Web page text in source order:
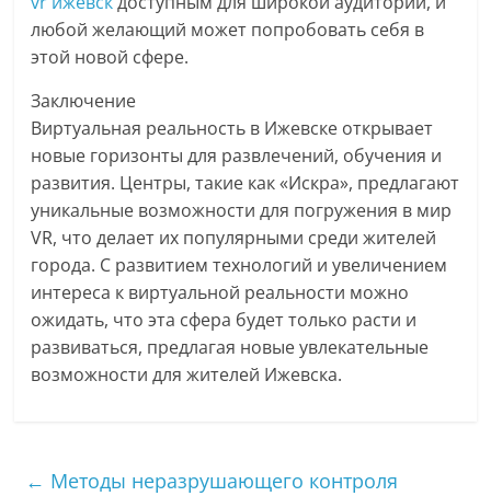
любой желающий может попробовать себя в
этой новой сфере.
Заключение
Виртуальная реальность в Ижевске открывает
новые горизонты для развлечений, обучения и
развития. Центры, такие как «Искра», предлагают
уникальные возможности для погружения в мир
VR, что делает их популярными среди жителей
города. С развитием технологий и увеличением
интереса к виртуальной реальности можно
ожидать, что эта сфера будет только расти и
развиваться, предлагая новые увлекательные
возможности для жителей Ижевска.
← Методы неразрушающего контроля